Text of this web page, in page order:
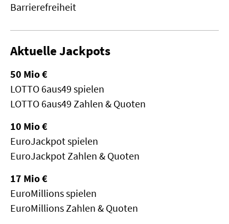
Barrierefreiheit
Aktuelle Jackpots
50 Mio €
LOTTO 6aus49 spielen
LOTTO 6aus49 Zahlen & Quoten
10 Mio €
EuroJackpot spielen
EuroJackpot Zahlen & Quoten
17 Mio €
EuroMillions spielen
EuroMillions Zahlen & Quoten